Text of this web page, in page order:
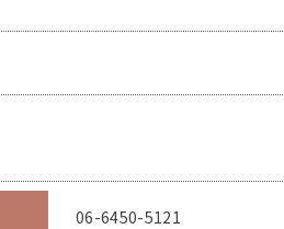
06-6450-5121